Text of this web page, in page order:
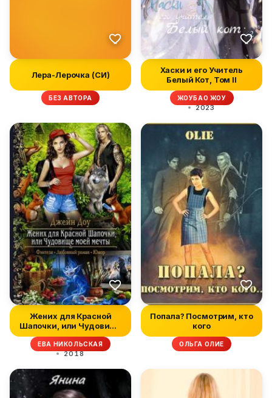
Лера-Лерочка (СИ)
БЕЗ АВТОРА
Хаски и его Учитель
Белый Кот, Том II
ЖОУБАО ЖОУ
2023
Жених для Красной
Шапочки, или Чудовище
моей мечты...
ЕВА НИКОЛЬСКАЯ
2018
Попала? Посмотрим, кто
кого
ОЛЬГА ОЛИЕ